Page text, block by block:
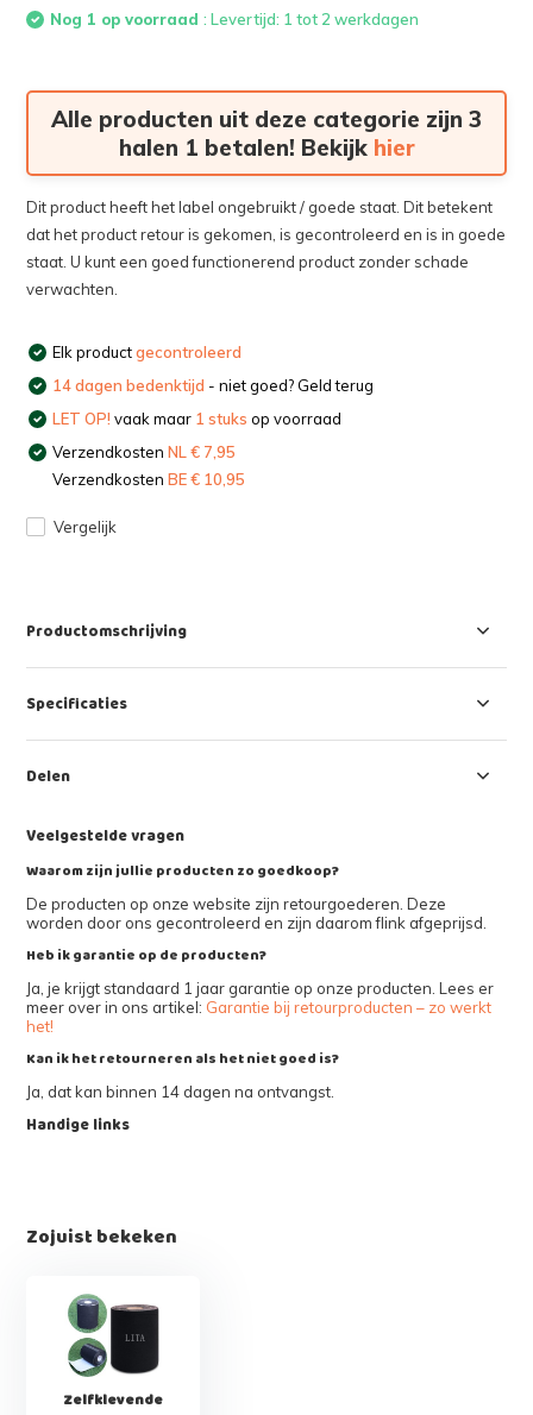
Nog 1 op voorraad: Levertijd: 1 tot 2 werkdagen
Alle producten uit deze categorie zijn 3
halen 1 betalen! Bekijk hier
Dit product heeft het label ongebruikt / goede staat. Dit betekent
dat het product retour is gekomen, is gecontroleerd en is in goede
staat. U kunt een goed functionerend product zonder schade
verwachten.
Elk productgecontroleerd
14 dagen bedenktijd - niet goed? Geld terug
LET OP! vaak maar 1 stuks op voorraad
VerzendkostenNL € 7,95
VerzendkostenBE € 10,95
Vergelijk
Productomschrijving
Specificaties
Delen
Veelgestelde vragen
Waarom zijn jullie producten zo goedkoop?
De producten op onze website zijn retourgoederen. Deze
worden door ons gecontroleerd en zijn daarom flink afgeprijsd.
Heb ik garantie op de producten?
Ja, je krijgt standaard 1 jaar garantie op onze producten. Lees er
meer over in ons artikel: Garantie bij retourproducten – zo werkt
het!
Kan ik het retourneren als het niet goed is?
Ja, dat kan binnen 14 dagen na ontvangst.
Handige links
Zojuist bekeken
Zelfklevende